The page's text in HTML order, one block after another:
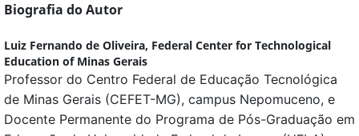
Biografia do Autor
Luiz Fernando de Oliveira, Federal Center for Technological
Education of Minas Gerais
Professor do Centro Federal de Educação Tecnológica
de Minas Gerais (CEFET-MG), campus Nepomuceno, e
Docente Permanente do Programa de Pós-Graduação em